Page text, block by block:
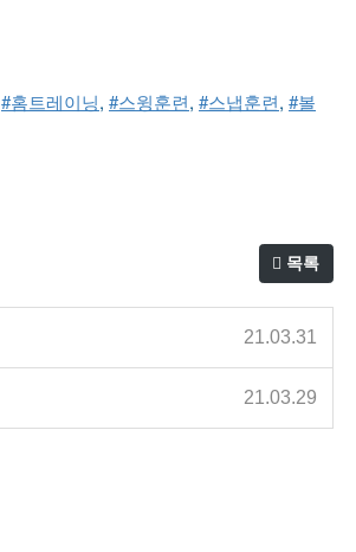
#홈트레이닝, #스윙훈련, #스냅훈련, #볼
목록
21.03.31
21.03.29